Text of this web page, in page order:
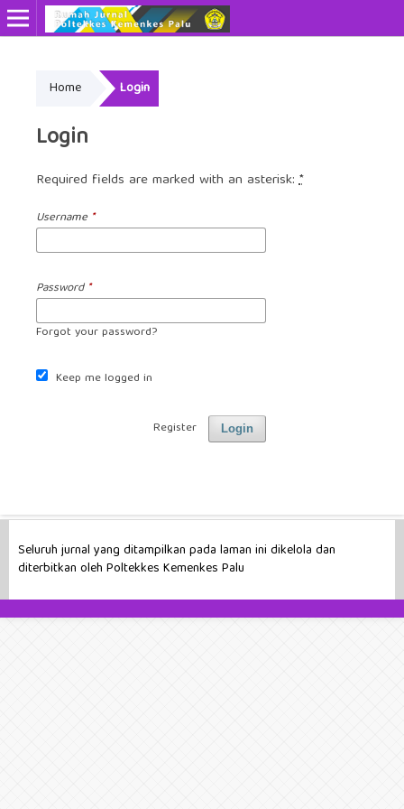
Home Login
Login
Required fields are marked with an asterisk:*
Username *
Password *
Forgot your password?
Keep me logged in
Login
Register
Seluruh jurnal yang ditampilkan pada laman ini dikelola dan
diterbitkan oleh Poltekkes Kemenkes Palu